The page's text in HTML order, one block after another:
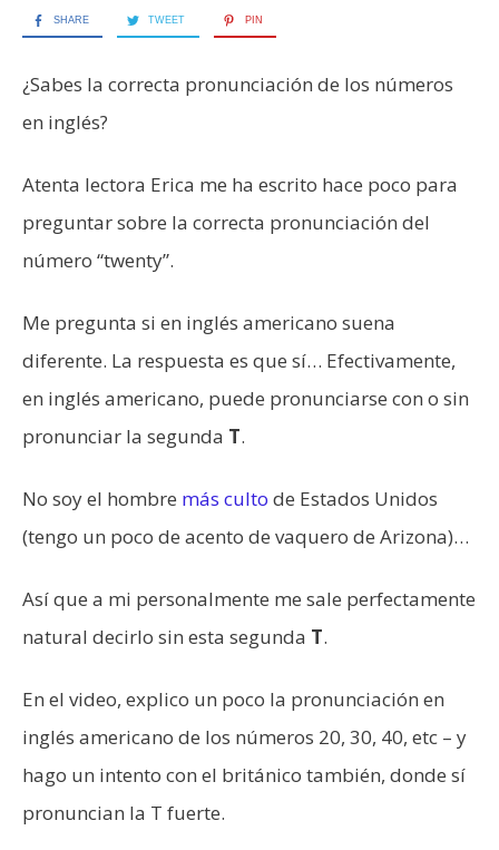
SHARE TWEET PIN
¿Sabes la correcta pronunciación de los números
en inglés?
Atenta lectora Erica me ha escrito hace poco para
preguntar sobre la correcta pronunciación del
número “twenty”.
Me pregunta si en inglés americano suena
diferente. La respuesta es que sí… Efectivamente,
en inglés americano, puede pronunciarse con o sin
pronunciar la segunda T.
No soy el hombre más culto de Estados Unidos
(tengo un poco de acento de vaquero de Arizona)…
Así que a mi personalmente me sale perfectamente
natural decirlo sin esta segunda T.
En el video, explico un poco la pronunciación en
inglés americano de los números 20, 30, 40, etc – y
hago un intento con el británico también, donde sí
pronuncian la T fuerte.